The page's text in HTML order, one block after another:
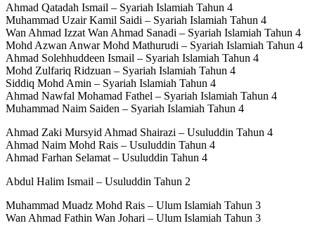
Ahmad Qatadah Ismail – Syariah Islamiah Tahun 4
Muhammad Uzair Kamil Saidi – Syariah Islamiah Tahun 4
Wan Ahmad Izzat Wan Ahmad Sanadi – Syariah Islamiah Tahun 4
Mohd Azwan Anwar Mohd Mathurudi – Syariah Islamiah Tahun 4
Ahmad Solehhuddeen Ismail – Syariah Islamiah Tahun 4
Mohd Zulfariq Ridzuan – Syariah Islamiah Tahun 4
Siddiq Mohd Amin – Syariah Islamiah Tahun 4
Ahmad Nawfal Mohamad Fathel – Syariah Islamiah Tahun 4
Muhammad Naim Saiden – Syariah Islamiah Tahun 4
Ahmad Zaki Mursyid Ahmad Shairazi – Usuluddin Tahun 4
Ahmad Naim Mohd Rais – Usuluddin Tahun 4
Ahmad Farhan Selamat – Usuluddin Tahun 4
Abdul Halim Ismail – Usuluddin Tahun 2
Muhammad Muadz Mohd Rais – Ulum Islamiah Tahun 3
Wan Ahmad Fathin Wan Johari – Ulum Islamiah Tahun 3